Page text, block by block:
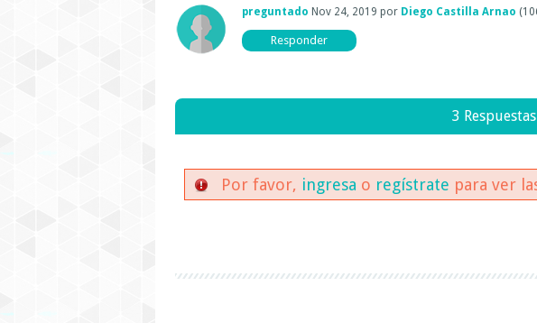
preguntado Nov 24, 2019 por Diego Castilla Arnao (
3 Respuestas
Por favor, ingresa o regístrate para ver